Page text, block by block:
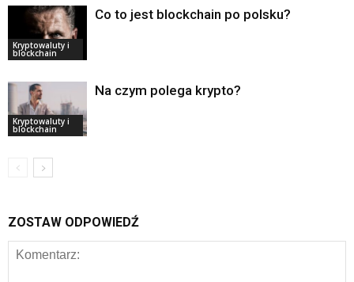
Kryptowaluty i
blockchain
Co to jest blockchain po polsku?
Kryptowaluty i
blockchain
Na czym polega krypto?
ZOSTAW ODPOWIEDŹ